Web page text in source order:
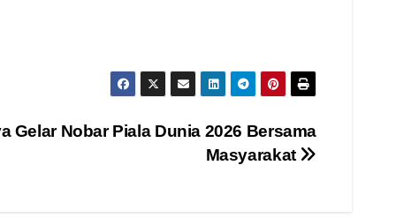
Gelar Nobar Piala Dunia 2026 Bersama
Masyarakat